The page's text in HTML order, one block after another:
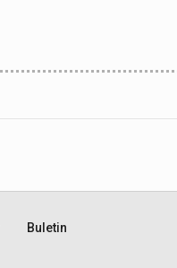
Buletin